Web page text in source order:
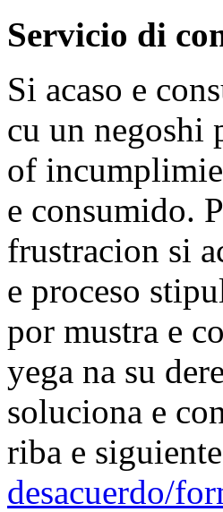
Servicio di
Si acaso e
cu un negoshi
of
e consumido.
frustracion si
e proceso
por mustra e
yega na su
soluciona e
riba e
desacuerdo/